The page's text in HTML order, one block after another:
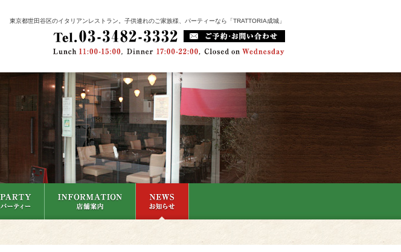
東京都世田谷区のイタリアンレストラン。子供連れのご家族様、パーティーなら「TRATTORIA成城」